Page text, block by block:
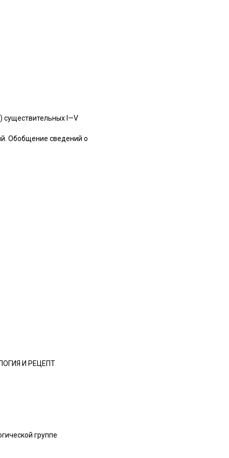
существительных I—V
Обобщение сведений о
И РЕЦЕПТ
группе